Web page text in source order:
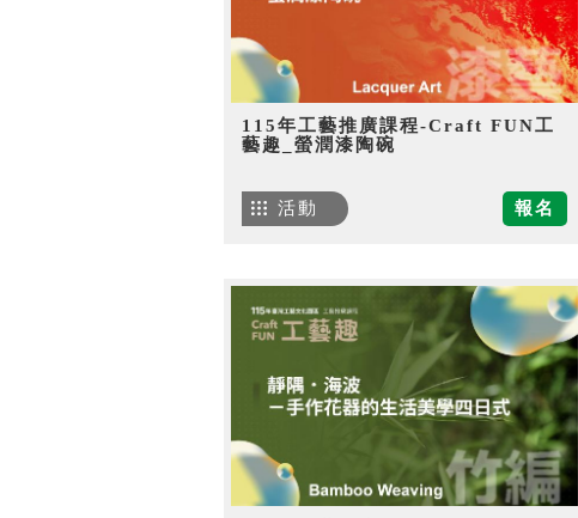
115年工藝推廣課程-Craft FUN工
藝趣_螢潤漆陶碗
報名
活動